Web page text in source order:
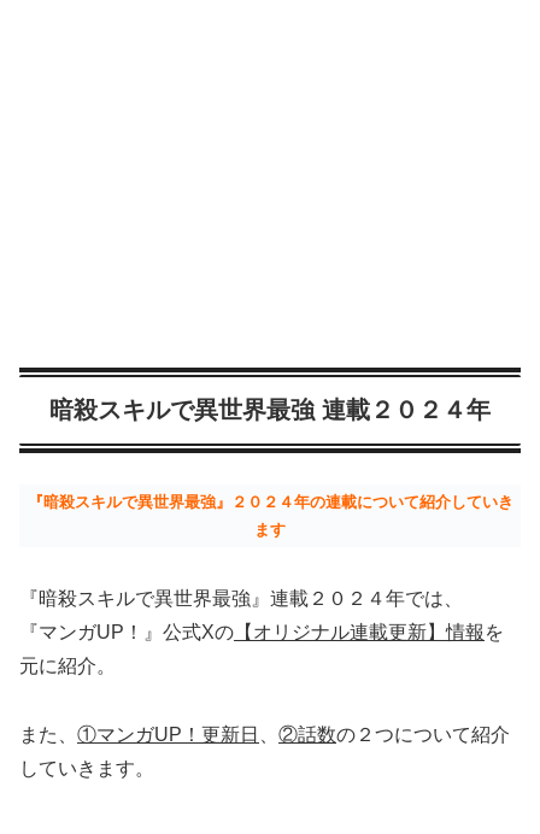
暗殺スキルで異世界最強 連載２０２４年
『暗殺スキルで異世界最強』２０２４年の連載について紹介していき
ます
『暗殺スキルで異世界最強』連載２０２４年では、
『マンガUP！』公式Xの 【オリジナル連載更新】情報 を
元に紹介。
また、 ①マンガUP！更新日 ②話数の２つについて紹介
していきます。